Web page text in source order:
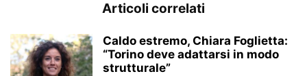
Articoli correlati
Caldo estremo, Chiara Foglietta:
“Torino deve adattarsi in modo
strutturale”